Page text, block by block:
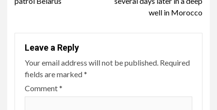
well in Morocco
Leave a Reply
Your email address will not be published. Required
fields are marked*
Comment*